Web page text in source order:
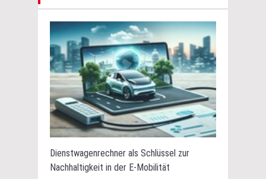
Dienstwagenrechner als Schlüssel zur
Nachhaltigkeit in der E-Mobilität